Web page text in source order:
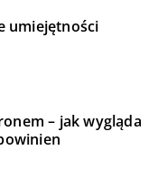
umiejętności
– jak wygląda